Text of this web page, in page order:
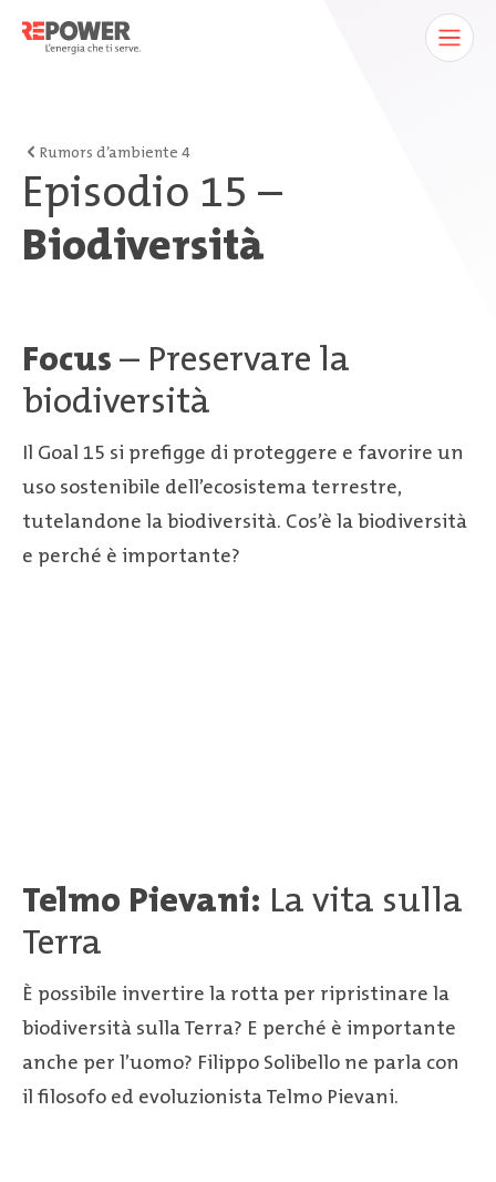
Rumors d’ambiente 4
Episodio 15 –
Biodiversità
Focus– Preservare la
biodiversità
Il Goal 15 si prefigge di proteggere e favorire un
uso sostenibile dell’ecosistema terrestre,
tutelandone la biodiversità. Cos’è la biodiversità
e perché è importante?
Telmo Pievani: La vita sulla
Terra
È possibile invertire la rotta per ripristinare la
biodiversità sulla Terra? E perché è importante
anche per l’uomo? Filippo Solibello ne parla con
il filosofo ed evoluzionista Telmo Pievani.